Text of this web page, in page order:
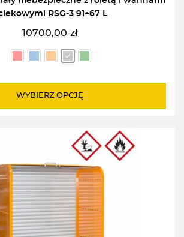
RSG-3 91+67 L
10700,00 zł
WYBIERZ OPCJĘ